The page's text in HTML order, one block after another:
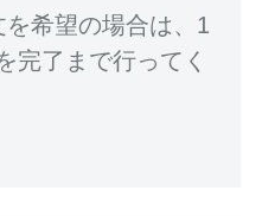
希望の場合は、1
完了まで行ってく